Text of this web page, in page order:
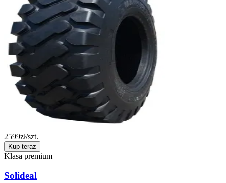
2599zł/szt.
Kup teraz
Klasa premium
Solideal